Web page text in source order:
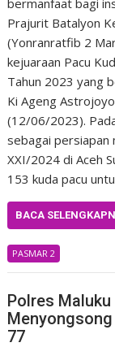
bermanfaat bagi
Prajurit Batalyon
(Yonranratfib 2
kejuaraan Pacu
Tahun 2023 yang
Ki Ageng
(12/06/2023).
sebagai persiapan
XXI/2024 di Aceh
153 kuda pacu
BACA
PASMAR 2
Polres
77